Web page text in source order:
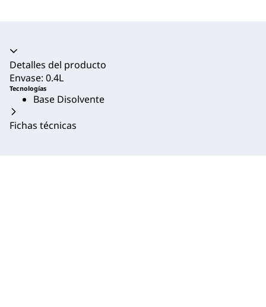
Acordeón colapsado
Detalles del producto
Envase: 0.4L
Tecnologías
Base Disolvente
Fichas técnicas